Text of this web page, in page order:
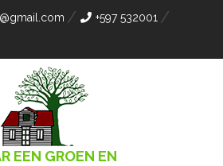
@gmail.com
+597 532001
EEN GROEN EN